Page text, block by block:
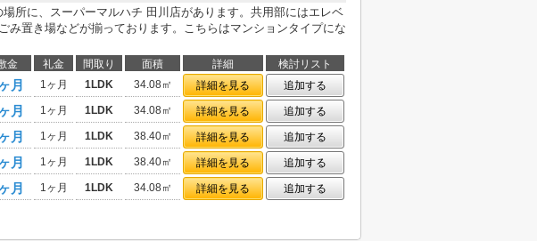
場所に、スーパーマルハチ 田川店があります。共用部にはエレベ
み置き場などが揃っております。こちらはマンションタイプにな
金 礼金 間取り 面積 詳細
検討リスト
月 1ヶ月 1LDK 34.08㎡ 詳細を見る
追加する
月 1ヶ月 1LDK 34.08㎡ 詳細を見る
追加する
月 1ヶ月 1LDK 38.40㎡ 詳細を見る
追加する
月 1ヶ月 1LDK 38.40㎡ 詳細を見る
追加する
月 1ヶ月 1LDK 34.08㎡ 詳細を見る 追加する